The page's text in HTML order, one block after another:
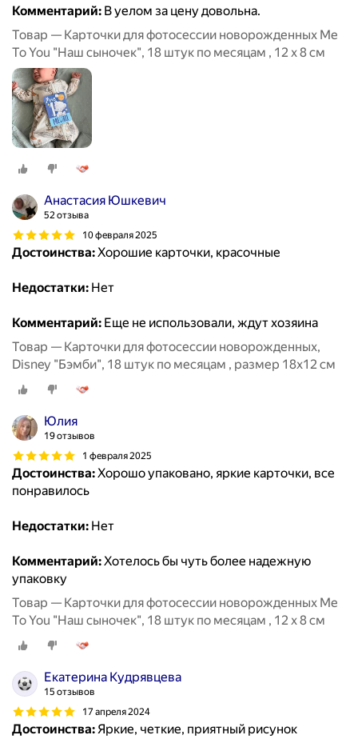
Комментарий: В уелом за цену довольна.
Товар — Карточки для фотосессии новорожденных Me
To You "Наш сыночек", 18 штук по месяцам , 12 х 8 см
Анастасия Юшкевич
52 отзыва
10 февраля 2025
Достоинства:Хорошие карточки, красочные
Недостатки: Нет
Комментарий: Еще не использовали, ждут хозяина
Товар — Карточки для фотосессии новорожденных,
Disney "Бэмби", 18 штук по месяцам , размер 18х12 см
Юлия
19 отзывов
1 февраля 2025
Достоинства:Хорошо упаковано, яркие карточки, все
понравилось
Недостатки: Нет
Комментарий:Хотелось бы чуть более надежную
упаковку
Товар — Карточки для фотосессии новорожденных Me
To You "Наш сыночек", 18 штук по месяцам , 12 х 8 см
Екатерина Кудрявцева
15 отзывов
17 апреля 2024
Достоинства:Яркие, четкие, приятный рисунок